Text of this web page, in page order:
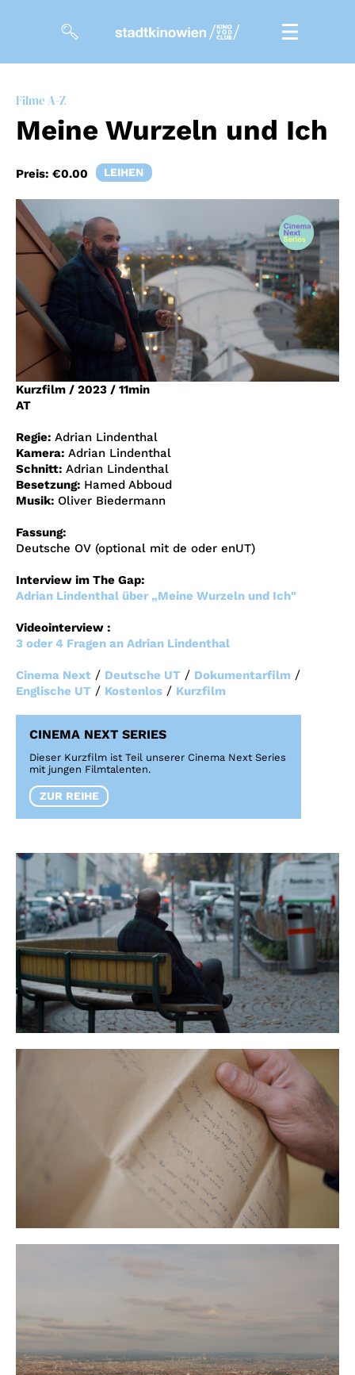
Magazin
Kuratierungen
Events
So geht’s
Filmpakete
Gutscheine
& Filmpässe
Account
Suche
Filme A-Z
Meine Wurzeln und Ich
Preis: €0.00 LEIHEN
Kurzfilm / 2023 / 11min
AT
Regie: Adrian Lindenthal
Kamera: Adrian Lindenthal
Schnitt: Adrian Lindenthal
Besetzung: Hamed Abboud
Musik: Oliver Biedermann
Fassung:
Deutsche OV (optional mit de oder enUT)
Interview im The Gap:
Adrian Lindenthal über „Meine Wurzeln und Ich"
Videointerview :
3 oder 4 Fragen an Adrian Lindenthal
Cinema Next / Deutsche UT / Dokumentarfilm /
Englische UT / Kostenlos / Kurzfilm
CINEMA NEXT SERIES
Dieser Kurzfilm ist Teil unserer Cinema Next Series
mit jungen Filmtalenten.
ZUR REIHE